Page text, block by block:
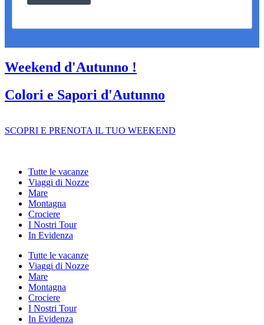
Weekend d'Autunno !
Colori e Sapori d'Autunno
SCOPRI E PRENOTA IL TUO WEEKEND
Tutte le vacanze
Viaggi di Nozze
Mare
Montagna
Crociere
I Nostri Tour
In Evidenza
Tutte le vacanze
Viaggi di Nozze
Mare
Montagna
Crociere
I Nostri Tour
In Evidenza